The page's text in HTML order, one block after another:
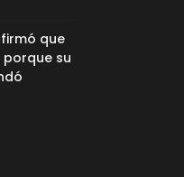
que
porque su